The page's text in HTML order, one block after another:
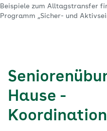
Beispiele zum Alltagstransfer
Programm „Sicher- und
Hause -